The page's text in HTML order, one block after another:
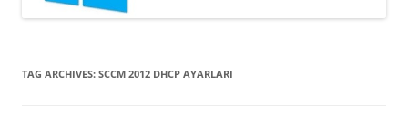
TAG ARCHIVES: SCCM 2012 DHCP AYARLARI